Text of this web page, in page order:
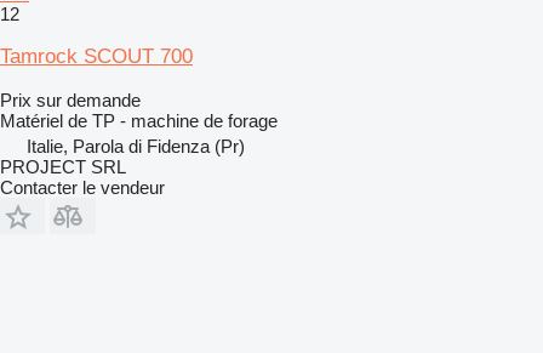
12
Tamrock SCOUT 700
Prix sur demande
Matériel de TP - machine de forage
Italie, Parola di Fidenza (Pr)
PROJECT SRL
Contacter le vendeur